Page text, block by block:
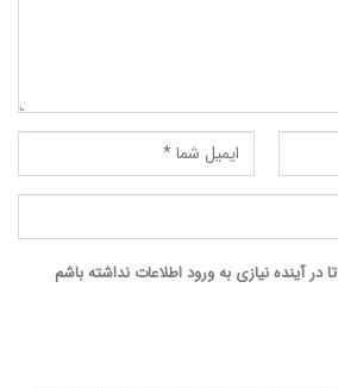
آینده نیازی به ورود اطلاعات نداشته باشم